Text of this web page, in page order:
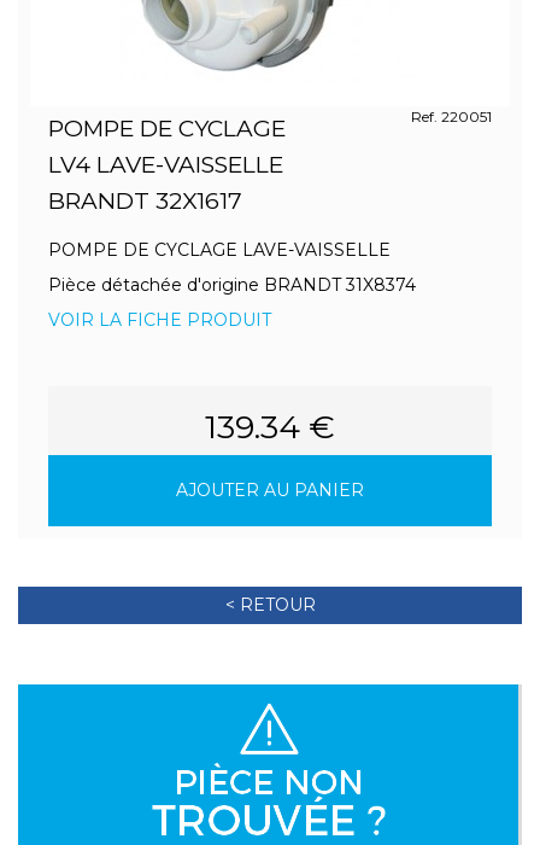
POMPE DE CYCLAGE
LV4 LAVE-VAISSELLE
BRANDT 32X1617
Ref. 220051
POMPE DE CYCLAGE LAVE-VAISSELLE
Pièce détachée d'origine BRANDT 31X8374
VOIR LA FICHE PRODUIT
139.34 €
AJOUTER AU PANIER
< RETOUR